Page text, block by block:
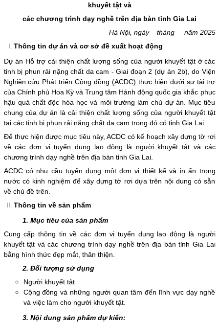
khuyết tật và
các chương trình dạy nghề trên địa bàn tỉnh Gia Lai
Hà Nội, ngày tháng năm 2025
Thông tin dự án và cơ sở đề xuất hoạt động
Dự án Hỗ trợ cải thiện chất lượng sống của người khuyết tật ở các
tỉnh bị phun rải nặng chất da cam - Giai đoạn 2 (dự án 2b), do Viện
Nghiên cứu Phát triển Cộng đồng (ACDC) thực hiện dưới sự tài trợ
của Chính phủ Hoa Kỳ và Trung tâm Hành động quốc gia khắc phục
hậu quả chất độc hóa học và môi trường làm chủ dự án. Mục tiêu
chung của dự án là cải thiện chất lượng sống của người khuyết tật
tại các tỉnh bị phun rải nặng chất da cam trong đó có tỉnh Gia Lai.
Để thực hiện được mục tiêu này, ACDC có kế hoạch xây dựng tờ rơi
về các đơn vị tuyển dụng lao động là người khuyết tật và các
chương trình dạy nghề trên địa bàn tỉnh Gia Lai.
ACDC có nhu cầu tuyển dụng một đơn vị thiết kế và in ấn trong
nước có kinh nghiệm để xây dựng tờ rơi dựa trên nội dung có sẵn
về chủ đề trên.
Thông tin về sản phẩm
1. Mục tiêu của sản phẩm
Cung cấp thông tin về các đơn vị tuyển dụng lao động là người
khuyết tật và các chương trình dạy nghề trên địa bàn tỉnh Gia Lai
bằng hình thức đẹp mắt, thân thiện.
2. Đối tượng sử dụng
Người khuyết tật
Cộng đồng và những người quan tâm đến lĩnh vực dạy nghề
và việc làm cho người khuyết tật.
3. Nội dung sản phẩm dự kiến: